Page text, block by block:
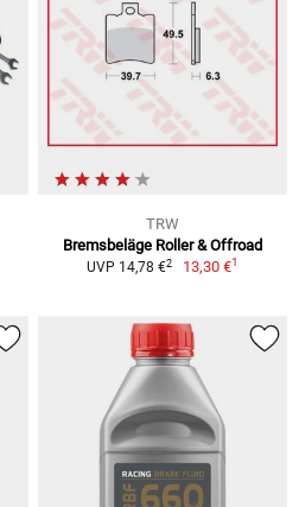
TRW
Bremsbeläge Roller & Offroad
UVP 14,78 €2 13,30 €1